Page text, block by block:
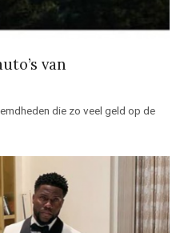
van
die zo veel geld op de